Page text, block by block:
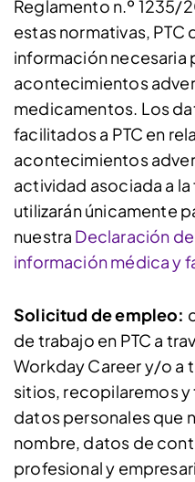
Reglamento n.º 1235/
estas normativas,
información necesaria
acontecimientos
medicamentos. Los
facilitados a PTC en
acontecimientos
actividad asociada a
utilizarán únicamente
nuestra Declaración
información médica y
Solicitud de empleo:
de trabajo en PTC a
Workday Career y/o a
sitios, recopilaremos
datos personales que
nombre, datos de
profesional y